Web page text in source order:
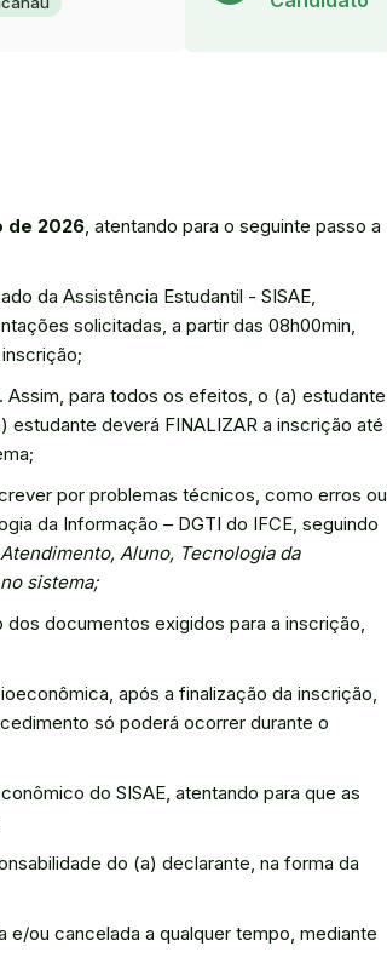
de 2026, atentando para o seguinte passo a
da Assistência Estudantil - SISAE,
solicitadas, a partir das 08h00min,
Assim, para todos os efeitos, o (a) estudante
deverá FINALIZAR a inscrição até
por problemas técnicos, como erros ou
da Informação – DGTI do IFCE, seguindo
Aluno, Tecnologia da
sistema;
documentos exigidos para a inscrição,
após a finalização da inscrição,
só poderá ocorrer durante o
do SISAE, atentando para que as
do (a) declarante, na forma da
ou cancelada a qualquer tempo, mediante